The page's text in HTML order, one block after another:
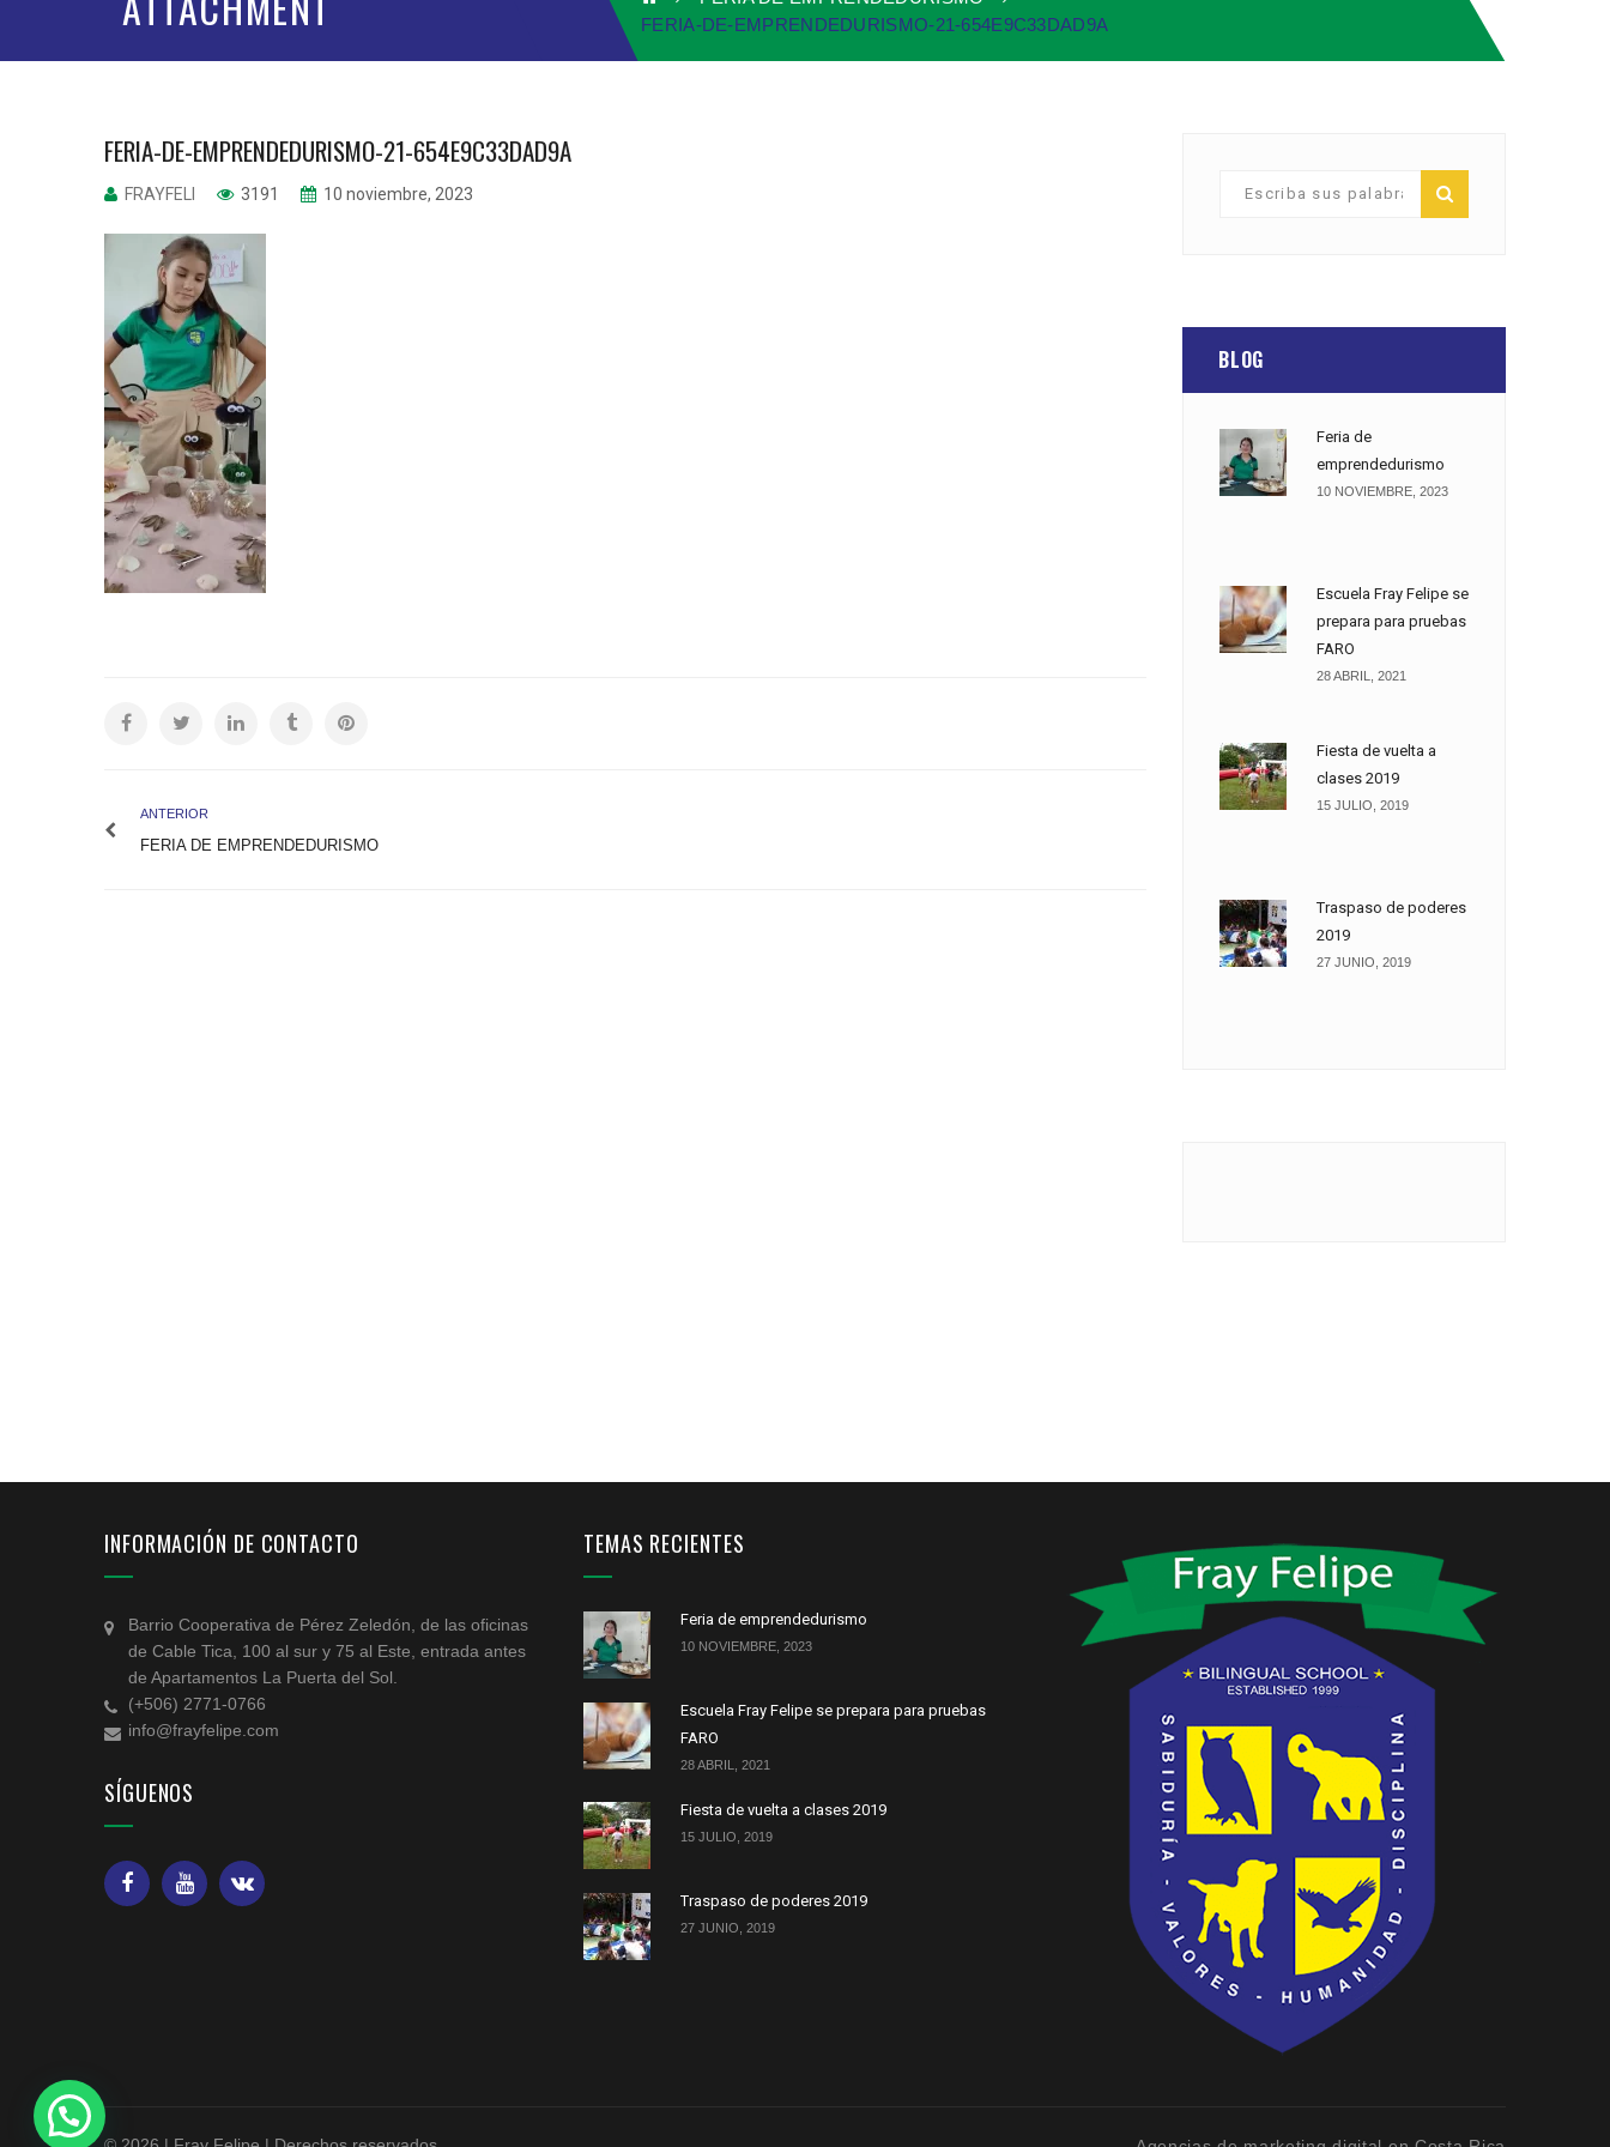
FERIA-DE-EMPRENDEDURISMO-21-654E9C33DAD9A
FERIA-DE-EMPRENDEDURISMO-21-654E9C33DAD9A
FRAYFELI 3191 10 noviembre, 2023
ANTERIOR
FERIA DE EMPRENDEDURISMO
BLOG
Feria de
emprendedurismo
10 NOVIEMBRE, 2023
Escuela Fray Felipe se
prepara para pruebas
FARO
28 ABRIL, 2021
Fiesta de vuelta a
clases 2019
15 JULIO, 2019
Traspaso de poderes
2019
27 JUNIO, 2019
INFORMACIÓN DE CONTACTO
Barrio Cooperativa de Pérez Zeledón, de las oficinas
de Cable Tica, 100 al sur y 75 al Este, entrada antes
de Apartamentos La Puerta del Sol.
(+506) 2771-0766
info@frayfelipe.com
SÍGUENOS
TEMAS RECIENTES
Feria de emprendedurismo
10 NOVIEMBRE, 2023
Escuela Fray Felipe se prepara para pruebas
FARO
28 ABRIL, 2021
Fiesta de vuelta a clases 2019
15 JULIO, 2019
Traspaso de poderes 2019
27 JUNIO, 2019